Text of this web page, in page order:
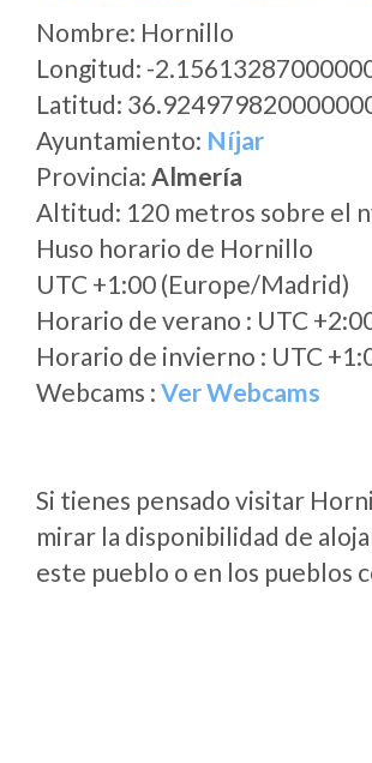
Nombre: Hornillo
Longitud: -
Latitud:
Ayuntamiento: Níjar
Provincia: Almería
Altitud: 120 metros sobre el
Huso horario de Hornillo
UTC +1:00 (Europe/Madrid)
Horario de verano : UTC
Horario de invierno : UTC
Webcams : Ver Webcams
Si tienes pensado visitar
mirar la disponibilidad de
este pueblo o en los pueblos